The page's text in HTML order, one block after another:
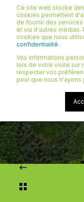
Ce site web stocke
cookies permettent
de fournir des
et via d'autres médias.
cookies que nous
confidentialité.
Vos informations
lors de votre visite sur
respecter vos
pour que nous n'ayons
STÉPHANE
5
ignorez